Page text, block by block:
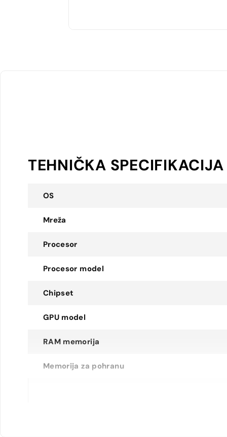
TEHNIČKA SPECIFIKACIJA
OS
Mreža
Procesor
Procesor model
Chipset
GPU model
RAM memorija
Memorija za pohranu